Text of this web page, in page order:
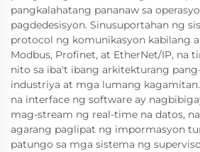
pangkalahatang pananaw sa
pagdedesisyon. Sinusuportahan ng
protocol ng komunikasyon kabilang
Modbus, Profinet, at EtherNet/IP, na
nito sa iba't ibang arkitekturang
industriya at mga lumang
na interface ng software ay
mag-stream ng real-time na datos,
agarang paglipat ng impormasyon
patungo sa mga sistema ng